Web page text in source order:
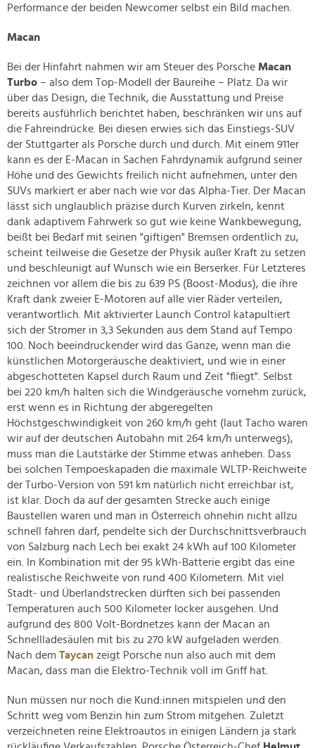
Performance der beiden Newcomer selbst ein Bild machen.
Macan
Bei der Hinfahrt nahmen wir am Steuer des Porsche Macan
Turbo – also dem Top-Modell der Baureihe – Platz. Da wir
über das Design, die Technik, die Ausstattung und Preise
bereits ausführlich berichtet haben, beschränken wir uns auf
die Fahreindrücke. Bei diesen erwies sich das Einstiegs-SUV
der Stuttgarter als Porsche durch und durch. Mit einem 911er
kann es der E-Macan in Sachen Fahrdynamik aufgrund seiner
Höhe und des Gewichts freilich nicht aufnehmen, unter den
SUVs markiert er aber nach wie vor das Alpha-Tier. Der Macan
lässt sich unglaublich präzise durch Kurven zirkeln, kennt
dank adaptivem Fahrwerk so gut wie keine Wankbewegung,
beißt bei Bedarf mit seinen "giftigen" Bremsen ordentlich zu,
scheint teilweise die Gesetze der Physik außer Kraft zu setzen
und beschleunigt auf Wunsch wie ein Berserker. Für Letzteres
zeichnen vor allem die bis zu 639 PS (Boost-Modus), die ihre
Kraft dank zweier E-Motoren auf alle vier Räder verteilen,
verantwortlich. Mit aktivierter Launch Control katapultiert
sich der Stromer in 3,3 Sekunden aus dem Stand auf Tempo
100. Noch beeindruckender wird das Ganze, wenn man die
künstlichen Motorgeräusche deaktiviert, und wie in einer
abgeschotteten Kapsel durch Raum und Zeit "fliegt". Selbst
bei 220 km/h halten sich die Windgeräusche vornehm zurück,
erst wenn es in Richtung der abgeregelten
Höchstgeschwindigkeit von 260 km/h geht (laut Tacho waren
wir auf der deutschen Autobahn mit 264 km/h unterwegs),
muss man die Lautstärke der Stimme etwas anheben. Dass
bei solchen Tempoeskapaden die maximale WLTP-Reichweite
der Turbo-Version von 591 km natürlich nicht erreichbar ist,
ist klar. Doch da auf der gesamten Strecke auch einige
Baustellen waren und man in Österreich ohnehin nicht allzu
schnell fahren darf, pendelte sich der Durchschnittsverbrauch
von Salzburg nach Lech bei exakt 24 kWh auf 100 Kilometer
ein. In Kombination mit der 95 kWh-Batterie ergibt das eine
realistische Reichweite von rund 400 Kilometern. Mit viel
Stadt- und Überlandstrecken dürften sich bei passenden
Temperaturen auch 500 Kilometer locker ausgehen. Und
aufgrund des 800 Volt-Bordnetzes kann der Macan an
Schnellladesäulen mit bis zu 270 kW aufgeladen werden.
Nach dem Taycan zeigt Porsche nun also auch mit dem
Macan, dass man die Elektro-Technik voll im Griff hat.
Nun müssen nur noch die Kund:innen mitspielen und den
Schritt weg vom Benzin hin zum Strom mitgehen. Zuletzt
verzeichneten reine Elektroautos in einigen Ländern ja stark